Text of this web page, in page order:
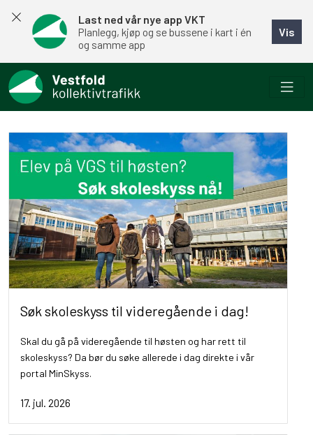
Last ned vår nye app VKT
Planlegg, kjøp og se bussene i kart i én
og samme app
Vis
Søk skoleskyss til videregående i dag!
Skal du gå på videregående til høsten og har rett til
skoleskyss? Da bør du søke allerede i dag direkte i vår
portal MinSkyss.
17. jul. 2026